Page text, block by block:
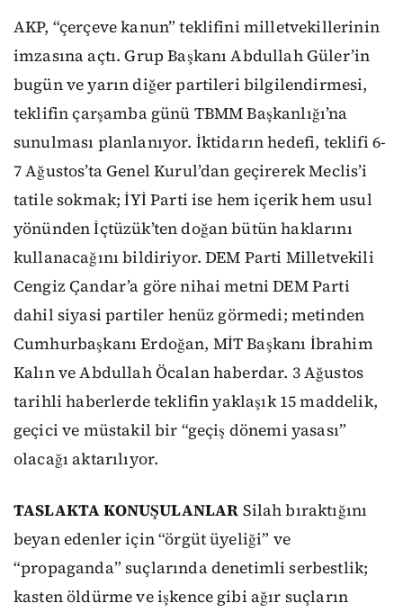
AKP, “çerçeve kanun” teklifini milletvekillerinin
imzasına açtı. Grup Başkanı Abdullah Güler’in
bugün ve yarın diğer partileri bilgilendirmesi,
teklifin çarşamba günü TBMM Başkanlığı’na
sunulması planlanıyor. İktidarın hedefi, teklifi 6-
7 Ağustos’ta Genel Kurul’dan geçirerek Meclis’i
tatile sokmak; İYİ Parti ise hem içerik hem usul
yönünden İçtüzük’ten doğan bütün haklarını
kullanacağını bildiriyor. DEM Parti Milletvekili
Cengiz Çandar’a göre nihai metni DEM Parti
dahil siyasi partiler henüz görmedi; metinden
Cumhurbaşkanı Erdoğan, MİT Başkanı İbrahim
Kalın ve Abdullah Öcalan haberdar. 3 Ağustos
tarihli haberlerde teklifin yaklaşık 15 maddelik,
geçici ve müstakil bir “geçiş dönemi yasası”
olacağı aktarılıyor.
TASLAKTA KONUŞULANLAR Silah bıraktığını
beyan edenler için “örgüt üyeliği” ve
“propaganda” suçlarında denetimli serbestlik;
kasten öldürme ve işkence gibi ağır suçların